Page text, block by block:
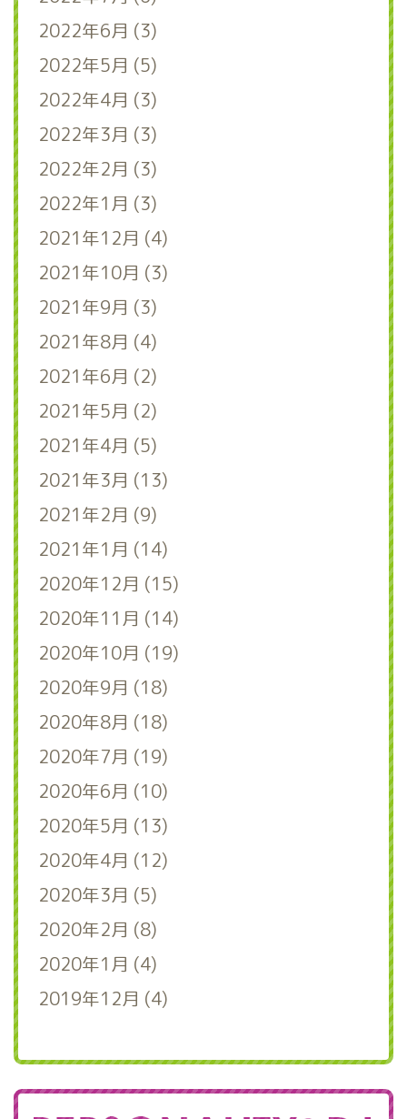
2022年6月 (3)
2022年5月 (5)
2022年4月 (3)
2022年3月 (3)
2022年2月 (3)
2022年1月 (3)
2021年12月 (4)
2021年10月 (3)
2021年9月 (3)
2021年8月 (4)
2021年6月 (2)
2021年5月 (2)
2021年4月 (5)
2021年3月 (13)
2021年2月 (9)
2021年1月 (14)
2020年12月 (15)
2020年11月 (14)
2020年10月 (19)
2020年9月 (18)
2020年8月 (18)
2020年7月 (19)
2020年6月 (10)
2020年5月 (13)
2020年4月 (12)
2020年3月 (5)
2020年2月 (8)
2020年1月 (4)
2019年12月 (4)